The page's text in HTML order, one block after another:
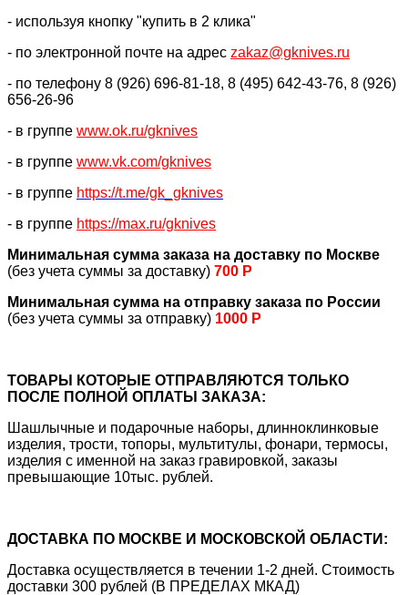
- используя кнопку "купить в 2 клика"
- по электронной почте на адрес zakaz@gknives.ru
- по телефону 8 (926) 696-81-18, 8 (495) 642-43-76, 8 (926)
656-26-96
- в группе www.ok.ru/gknives
- в группе www.vk.com/gknives
- в группе https://t.me/gk_gknives
- в группе https://max.ru/gknives
Минимальная сумма заказа на доставку по Москве
(без учета суммы за доставку) 700 Р
Минимальная сумма на отправку заказа по России
(без учета суммы за отправку) 1000 Р
ТОВАРЫ КОТОРЫЕ ОТПРАВЛЯЮТСЯ ТОЛЬКО
ПОСЛЕ ПОЛНОЙ ОПЛАТЫ ЗАКАЗА:
Шашлычные и подарочные наборы, длинноклинковые
изделия, трости, топоры, мультитулы, фонари, термосы,
изделия с именной на заказ гравировкой, заказы
превышающие 10тыс. рублей.
ДОСТАВКА ПО МОСКВЕ И МОСКОВСКОЙ ОБЛАСТИ:
Доставка осуществляется в течении 1-2 дней. Стоимость
доставки 300 рублей (В ПРЕДЕЛАХ МКАД)